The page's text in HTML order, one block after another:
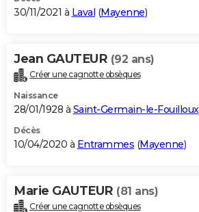
30/11/2021 à Laval (Mayenne)
Jean GAUTEUR (92 ans)
Créer une cagnotte obsèques
Naissance
28/01/1928 à Saint-Germain-le-Fouilloux
Décès
10/04/2020 à Entrammes (Mayenne)
Marie GAUTEUR (81 ans)
Créer une cagnotte obsèques